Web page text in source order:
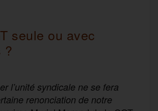
seule ou avec
?
l’unité syndicale ne se fera
renonciation de notre